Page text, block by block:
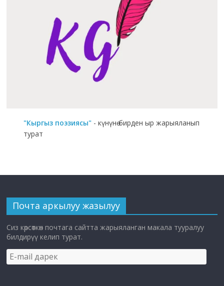
"Кыргыз поэзиясы" - күнүнө бирден ыр жарыяланып
турат
Почта аркылуу жазылуу
Сиз көрсөткөн почтага сайтта жарыяланган макала тууралуу
билдирүү келип турат.
E-
mail